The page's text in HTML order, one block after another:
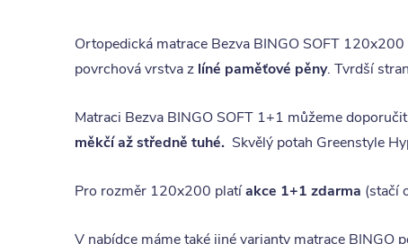
Ortopedická matrace Bezva BINGO SOFT
povrchová vrstva z líné paměťové pěny. Tvrdší
Matraci Bezva BINGO SOFT 1+1 můžeme
měkčí až středně tuhé. Skvělý potah Greenstyle
Pro rozměr 120x200 platíakce 1+1 zdarma (stačí
V nabídce máme také jinévarianty matrace BINGO